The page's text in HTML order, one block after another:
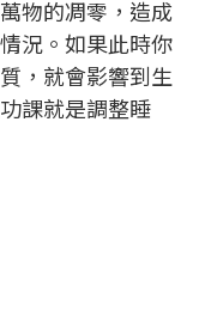
物的凋零，造成
況。如果此時你
，就會影響到生
功課就是調整睡